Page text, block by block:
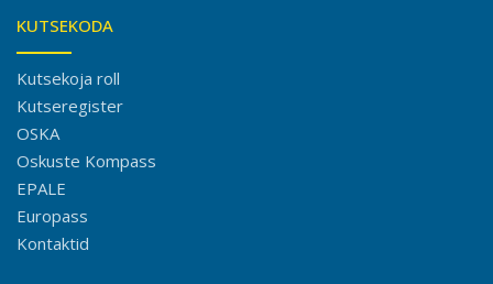
KUTSEKODA
Kutsekoja roll
Kutseregister
OSKA
Oskuste Kompass
EPALE
Europass
Kontaktid